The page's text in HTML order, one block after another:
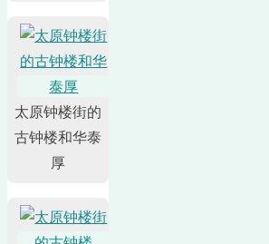
太原钟楼街的
古钟楼和华泰
厚